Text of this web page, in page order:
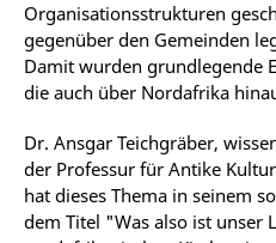
Organisationsstrukturen
gegenüber den Gemeinden
Damit wurden grundlegende
die auch über Nordafrika
Dr. Ansgar Teichgräber,
der Professur für Antike
hat dieses Thema in seinem
dem Titel "Was also ist unser